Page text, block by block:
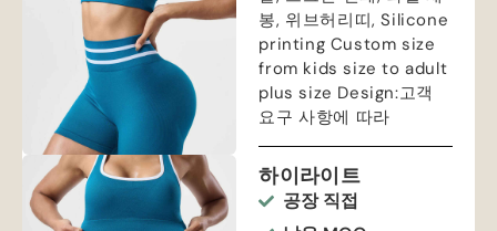
봉, 위브허리띠,Silicone
printing Custom size
from kids size to adult
plus size Design:고객
요구 사항에 따라
하이라이트
공장 직접